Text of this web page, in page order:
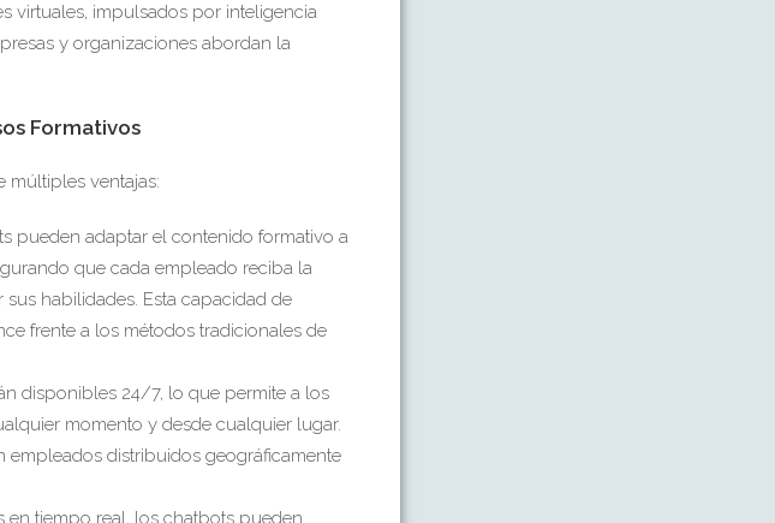
virtuales, impulsados por inteligencia
y organizaciones abordan la
Formativos
múltiples ventajas:
pueden adaptar el contenido formativo a
que cada empleado reciba la
habilidades. Esta capacidad de
frente a los métodos tradicionales de
disponibles 24/7, lo que permite a los
momento y desde cualquier lugar.
empleados distribuidos geográficamente
en tiempo real, los chatbots pueden